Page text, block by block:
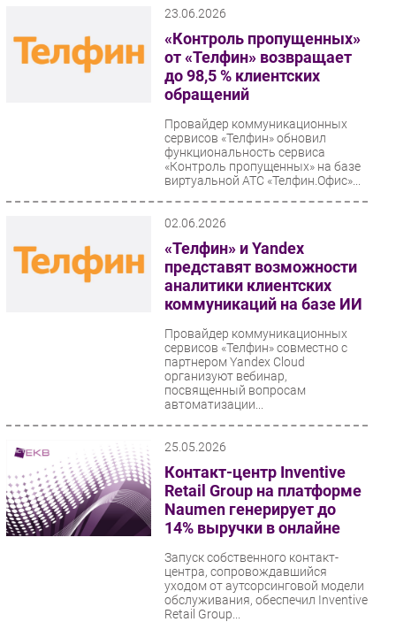
23.06.2026
«Контроль пропущенных»
от «Телфин» возвращает
до 98,5 % клиентских
обращений
Провайдер коммуникационных
сервисов «Телфин» обновил
функциональность сервиса
«Контроль пропущенных» на базе
виртуальной АТС «Телфин.Офис»...
02.06.2026
«Телфин» и Yandex
представят возможности
аналитики клиентских
коммуникаций на базе ИИ
Провайдер коммуникационных
сервисов «Телфин» совместно с
партнером Yandex Cloud
организуют вебинар,
посвященный вопросам
автоматизации...
25.05.2026
Контакт-центр Inventive
Retail Group на платформе
Naumen генерирует до
14% выручки в онлайне
Запуск собственного контакт-
центра, сопровождавшийся
уходом от аутсорсинговой модели
обслуживания, обеспечил Inventive
Retail Group...